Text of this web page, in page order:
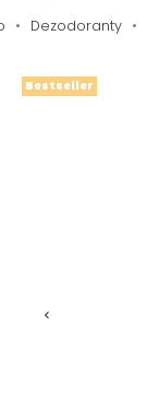
Dezodoranty
Bestseller